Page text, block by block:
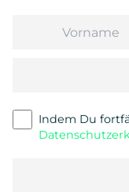
Indem Du